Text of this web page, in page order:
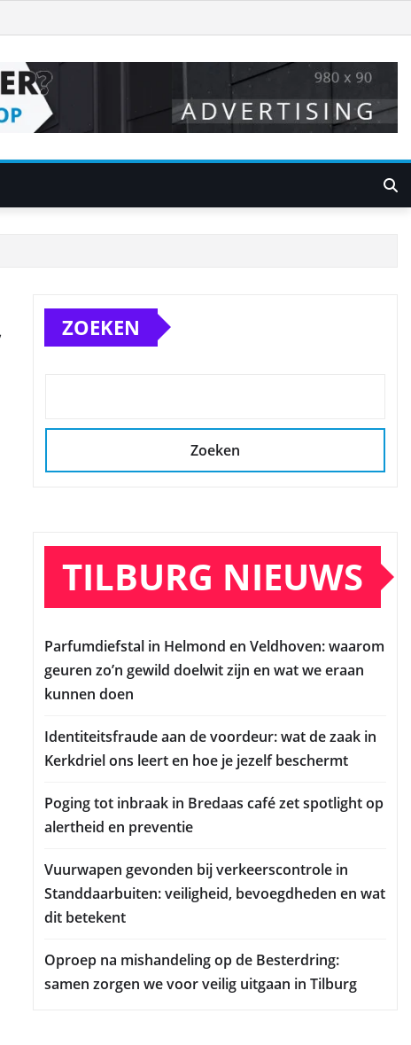
ZOEKEN
Zoeken
TILBURG NIEUWS
Parfumdiefstal in Helmond en Veldhoven: waarom
geuren zo’n gewild doelwit zijn en wat we eraan
kunnen doen
Identiteitsfraude aan de voordeur: wat de zaak in
Kerkdriel ons leert en hoe je jezelf beschermt
Poging tot inbraak in Bredaas café zet spotlight op
alertheid en preventie
Vuurwapen gevonden bij verkeerscontrole in
Standdaarbuiten: veiligheid, bevoegdheden en wat
dit betekent
Oproep na mishandeling op de Besterdring:
samen zorgen we voor veilig uitgaan in Tilburg